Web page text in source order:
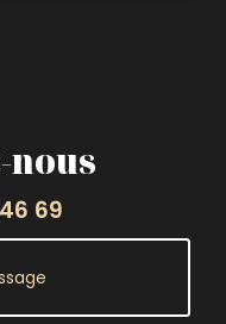
nous
69